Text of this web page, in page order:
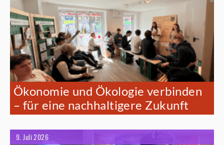
Ökonomie und Ökologie verbinden
– für eine nachhaltigere Zukunft
9. Juli 2026